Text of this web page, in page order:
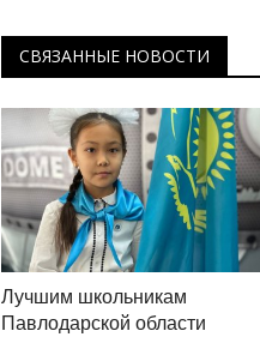
СВЯЗАННЫЕ НОВОСТИ
Лучшим школьникам
Павлодарской области